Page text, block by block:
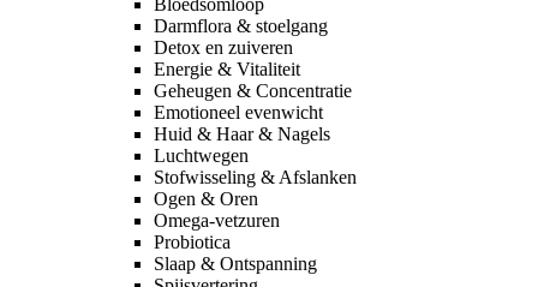
Darmflora & stoelgang
Detox en zuiveren
Energie & Vitaliteit
Geheugen & Concentratie
Emotioneel evenwicht
Huid & Haar & Nagels
Luchtwegen
Stofwisseling & Afslanken
Ogen & Oren
Omega-vetzuren
Probiotica
Slaap & Ontspanning